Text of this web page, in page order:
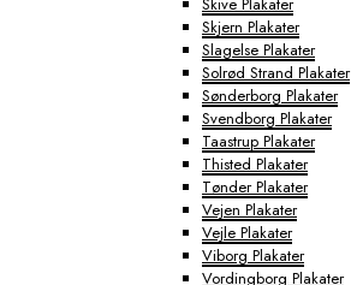
Skjern Plakater
Slagelse Plakater
Solrød Strand Plakater
Sønderborg Plakater
Svendborg Plakater
Taastrup Plakater
Thisted Plakater
Tønder Plakater
Vejen Plakater
Vejle Plakater
Viborg Plakater
Vordingborg Plakater